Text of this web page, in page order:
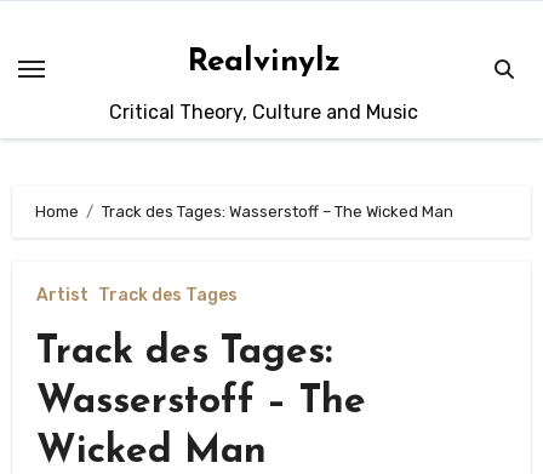
springen
Realvinylz
Critical Theory, Culture and Music
Home Track des Tages: Wasserstoff – The Wicked Man
Artist Track des Tages
Track des Tages:
Wasserstoff – The
Wicked Man